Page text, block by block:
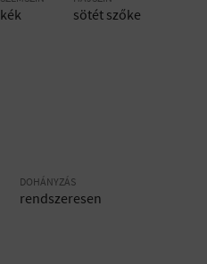
kék sötét szőke
DOHÁNYZÁS
rendszeresen